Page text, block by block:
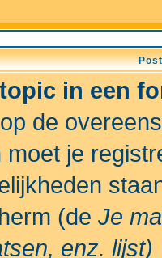
in een
de
je
(de Je
enz. lijst)